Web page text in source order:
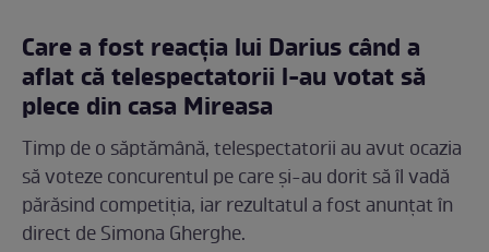
Care a fost reacția lui Darius când a
aflat că telespectatorii l-au votat să
plece din casa Mireasa
Timp de o săptămână, telespectatorii au avut ocazia
să voteze concurentul pe care și-au dorit să îl vadă
părăsind competiția, iar rezultatul a fost anunțat în
direct de Simona Gherghe.